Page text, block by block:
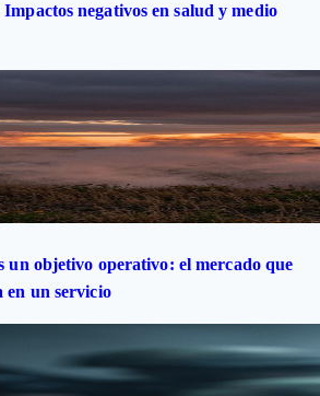
negativos en salud y medio
un objetivo operativo: el mercado que
en un servicio